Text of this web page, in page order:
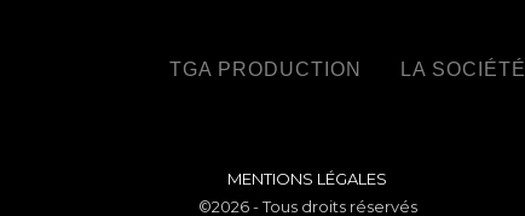
TGA PRODUCTION LA SOCIÉTÉ
MENTIONS LÉGALES
©2026 - Tous droits réservés